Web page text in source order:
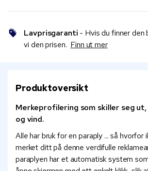
Lavprisgaranti - Hvis du finner den
vi den prisen. Finn ut mer
Produktoversikt
Merkeprofilering som skiller seg
og vind.
Alle har bruk for en paraply ... så hvorfor
merket ditt på denne verdifulle
paraplyen har et automatisk system